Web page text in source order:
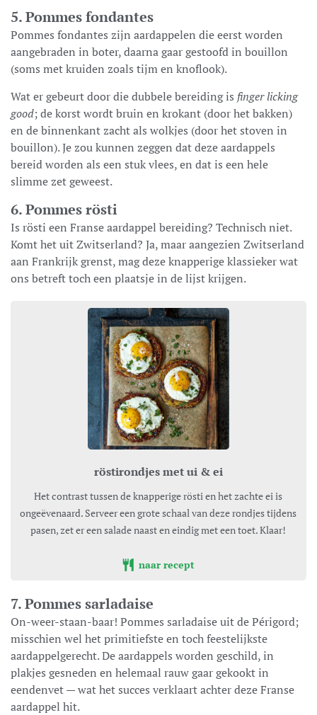
5. Pommes fondantes
Pommes fondantes zijn aardappelen die eerst worden
aangebraden in boter, daarna gaar gestoofd in bouillon
(soms met kruiden zoals tijm en knoflook).
Wat er gebeurt door die dubbele bereiding is finger licking
good; de korst wordt bruin en krokant (door het bakken)
en de binnenkant zacht als wolkjes (door het stoven in
bouillon). Je zou kunnen zeggen dat deze aardappels
bereid worden als een stuk vlees, en dat is een hele
slimme zet geweest.
6. Pommes rösti
Is rösti een Franse aardappel bereiding? Technisch niet.
Komt het uit Zwitserland? Ja, maar aangezien Zwitserland
aan Frankrijk grenst, mag deze knapperige klassieker wat
ons betreft toch een plaatsje in de lijst krijgen.
röstirondjes met ui & ei
Het contrast tussen de knapperige rösti en het zachte ei is
ongeëvenaard. Serveer een grote schaal van deze rondjes tijdens
pasen, zet er een salade naast en eindig met een toet. Klaar!
naar recept
7. Pommes sarladaise
On-weer-staan-baar! Pommes sarladaise uit de Périgord;
misschien wel het primitiefste en toch feestelijkste
aardappelgerecht. De aardappels worden geschild, in
plakjes gesneden en helemaal rauw gaar gekookt in
eendenvet — wat het succes verklaart achter deze Franse
aardappel hit.